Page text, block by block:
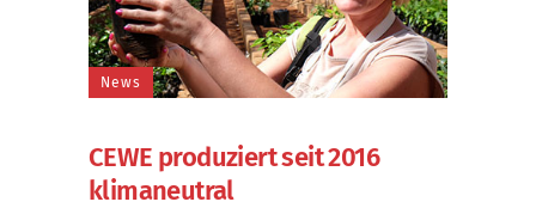
News
CEWE produziert seit 2016
klimaneutral